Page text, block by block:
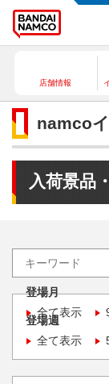
店舗情報
namco
入荷景品
登場月
全て表示
登場週
全て表示